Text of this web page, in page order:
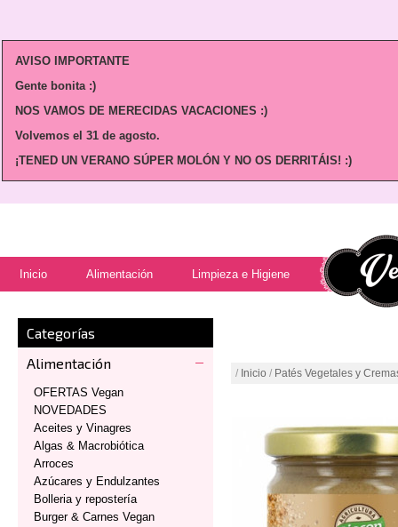
AVISO IMPORTANTE
Gente bonita :)
NOS VAMOS DE MERECIDAS VACACIONES :)
Volvemos el 31 de agosto.
¡TENED UN VERANO SÚPER MOLÓN Y NO OS DERRITÁIS! :)
Inicio Alimentación Limpieza e Higiene
Categorías
Alimentación
OFERTAS Vegan
NOVEDADES
Aceites y Vinagres
Algas & Macrobiótica
Arroces
Azúcares y Endulzantes
Bolleria y repostería
Burger & Carnes Vegan
/ Inicio / Patés Vegetales y